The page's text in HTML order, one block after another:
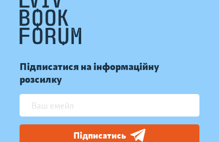
Підписатися на інформаційну
розсилку
Підписатись